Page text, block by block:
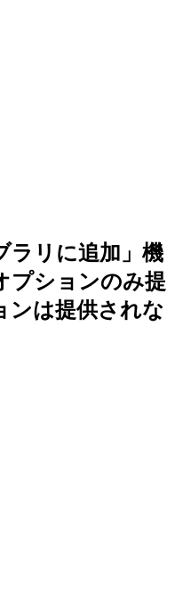
ラリに追加」機
プションのみ提
ンは提供されな